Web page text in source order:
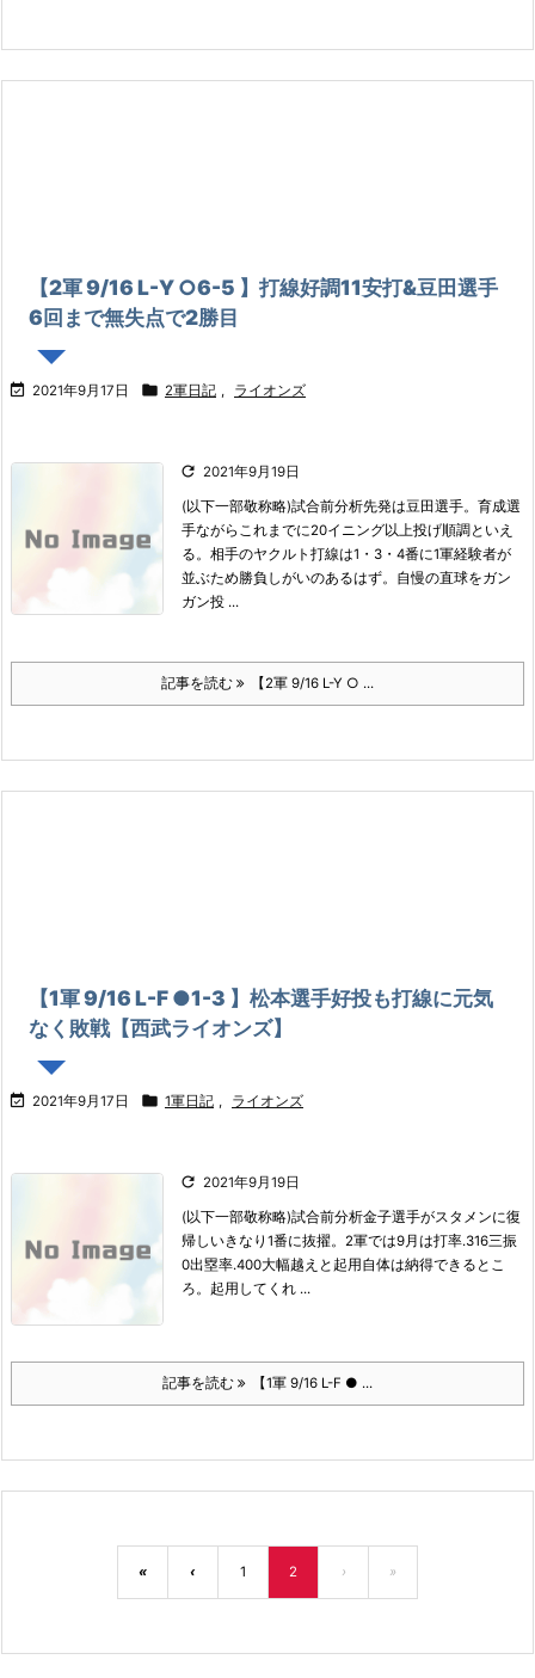
【2軍 9/16 L-Y ○6-5 】打線好調11安打&豆田選手
6回まで無失点で2勝目
 2021年9月17日  2軍日記 , ライオンズ
 2021年9月19日
(以下一部敬称略)試合前分析先発は豆田選手。育成選
手ながらこれまでに20イニング以上投げ順調といえ
る。 相手のヤクルト打線は1・3・4番に1軍経験者が
並ぶため勝負しがいのあるはず。 自慢の直球をガン
ガン投 ...
記事を読む 【2軍 9/16 L-Y ○ ...
【1軍 9/16 L-F ●1-3 】松本選手好投も打線に元気
なく敗戦【西武ライオンズ】
 2021年9月17日  1軍日記 , ライオンズ
 2021年9月19日
(以下一部敬称略)試合前分析金子選手がスタメンに復
帰しいきなり1番に抜擢。 2軍では9月は打率.316三振
0出塁率.400大幅越え と起用自体は納得できるとこ
ろ。起用してくれ ...
記事を読む 【1軍 9/16 L-F ● ...
« ‹ 1 2 › »